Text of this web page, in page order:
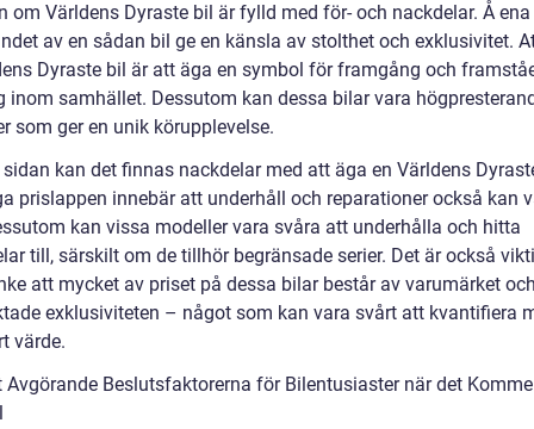
om Världens Dyraste bil är fylld med för- och nackdelar. Å
av en sådan bil ge en känsla av stolthet och exklusivitet.
Dyraste bil är att äga en symbol för framgång och
inom samhället. Dessutom kan dessa bilar vara
som ger en unik körupplevelse.
kan det finnas nackdelar med att äga en Världens
prislappen innebär att underhåll och reparationer också kan
kan vissa modeller vara svåra att underhålla och hitta
till, särskilt om de tillhör begränsade serier. Det är också
att mycket av priset på dessa bilar består av varumärket
exklusiviteten – något som kan vara svårt att kvantifiera
värde.
Avgörande Beslutsfaktorerna för Bilentusiaster när det